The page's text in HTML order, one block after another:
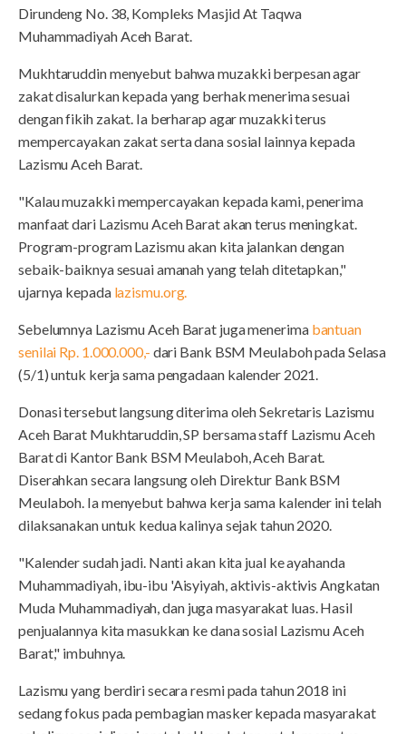
Dirundeng No. 38, Kompleks Masjid At Taqwa
Muhammadiyah Aceh Barat.
Mukhtaruddin menyebut bahwa muzakki berpesan agar
zakat disalurkan kepada yang berhak menerima sesuai
dengan fikih zakat. Ia berharap agar muzakki terus
mempercayakan zakat serta dana sosial lainnya kepada
Lazismu Aceh Barat.
"Kalau muzakki mempercayakan kepada kami, penerima
manfaat dari Lazismu Aceh Barat akan terus meningkat.
Program-program Lazismu akan kita jalankan dengan
sebaik-baiknya sesuai amanah yang telah ditetapkan,"
ujarnya kepada lazismu.org.
Sebelumnya Lazismu Aceh Barat juga menerima bantuan
senilai Rp. 1.000.000,- dari Bank BSM Meulaboh pada Selasa
(5/1) untuk kerja sama pengadaan kalender 2021.
Donasi tersebut langsung diterima oleh Sekretaris Lazismu
Aceh Barat Mukhtaruddin, SP bersama staff Lazismu Aceh
Barat di Kantor Bank BSM Meulaboh, Aceh Barat.
Diserahkan secara langsung oleh Direktur Bank BSM
Meulaboh. Ia menyebut bahwa kerja sama kalender ini telah
dilaksanakan untuk kedua kalinya sejak tahun 2020.
"Kalender sudah jadi. Nanti akan kita jual ke ayahanda
Muhammadiyah, ibu-ibu 'Aisyiyah, aktivis-aktivis Angkatan
Muda Muhammadiyah, dan juga masyarakat luas. Hasil
penjualannya kita masukkan ke dana sosial Lazismu Aceh
Barat," imbuhnya.
Lazismu yang berdiri secara resmi pada tahun 2018 ini
sedang fokus pada pembagian masker kepada masyarakat